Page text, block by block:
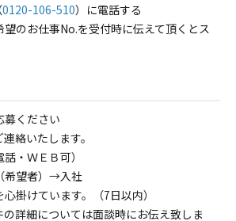
0120-106-510）に電話する
のお仕事No.を受付時に伝えて頂くとス
募ください
絡いたします。
・ＷＥＢ可）
望者）→入社
掛けています。（7日以内）
詳細については面談時にお伝え致しま